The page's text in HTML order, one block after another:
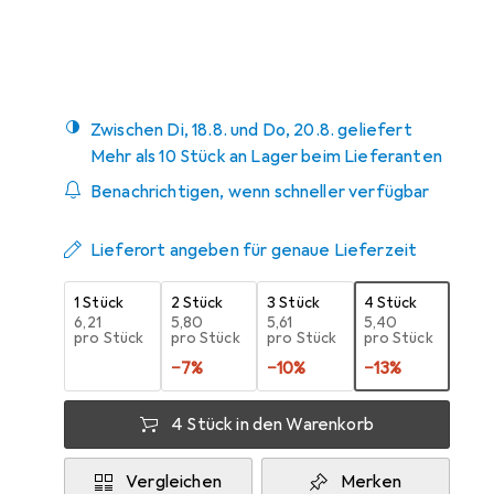
Zwischen Di, 18.8. und Do, 20.8. geliefert
Mehr als 10 Stück an Lager beim Lieferanten
Benachrichtigen, wenn schneller verfügbar
Lieferort angeben für genaue Lieferzeit
1 Stück
EUR
6,21
pro Stück
2 Stück
EUR
5,80
pro Stück
−7%
3 Stück
EUR
5,61
pro Stück
−10%
4 Stück
EUR
5,40
pro Stück
−13%
4 Stück in den Warenkorb
Vergleichen Merken